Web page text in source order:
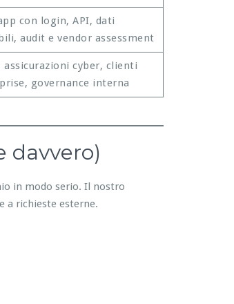
con login, API, dati
audit e vendor assessment
assicurazioni cyber, clienti
governance interna
davvero)
in modo serio. Il nostro
a richieste esterne.